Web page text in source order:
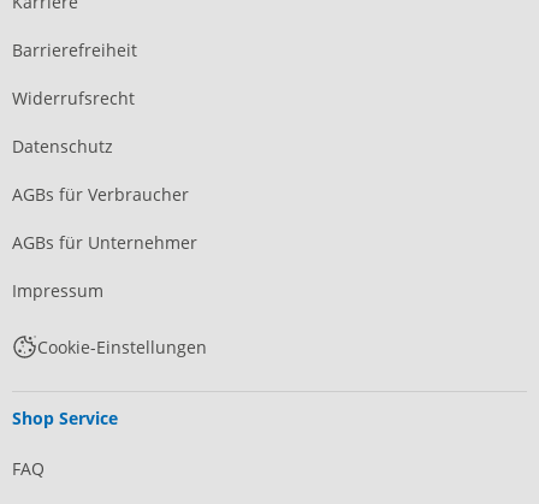
Barrierefreiheit
Widerrufsrecht
Datenschutz
AGBs für Verbraucher
AGBs für Unternehmer
Impressum
Cookie-Einstellungen
Shop Service
FAQ